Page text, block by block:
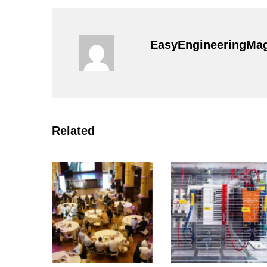
Related